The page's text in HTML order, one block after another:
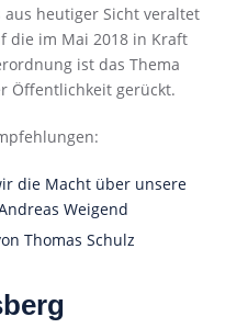
heutiger Sicht veraltet
die im Mai 2018 in Kraft
ist das Thema
Öffentlichkeit gerückt.
die Macht über unsere
Weigend
Thomas Schulz